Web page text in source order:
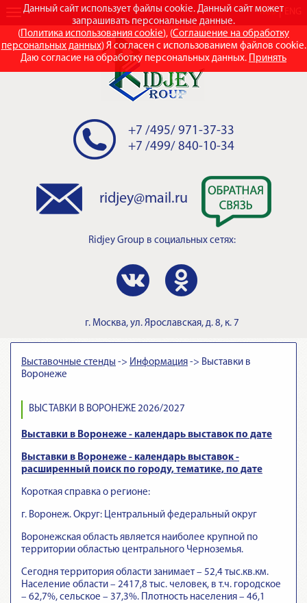
Данный сайт использует файлы cookie. Данный сайт может
запрашивать персональные данные.
(Политика использования cookie), (Соглашение на обработку
персональных данных) Я согласен с использованием файлов cookie.
Даю согласие на обработку персональных данных. Принять
RUS
+7 /495/ 971-37-33
+7 /499/ 840-10-34
ridjey@mail.ru
Ridjey Group в социальных сетях:
г. Москва, ул. Ярославская, д. 8, к. 7
Выставочные стенды -> Информация -> Выставки в
Воронеже
ВЫСТАВКИ В ВОРОНЕЖЕ 2026/2027
Выставки в Воронеже - календарь выставок по дате
Выставки в Воронеже - календарь выставок -
расширенный поиск по городу, тематике, по дате
Короткая справка о регионе:
г. Воронеж. Округ: Центральный федеральный округ
Воронежская область является наиболее крупной по
территории областью центрального Черноземья.
Сегодня территория области занимает – 52,4 тыс.кв.км.
Население области – 2417,8 тыс. человек, в т.ч. городское
– 62,7%, сельское – 37,3%. Плотность населения – 46,1